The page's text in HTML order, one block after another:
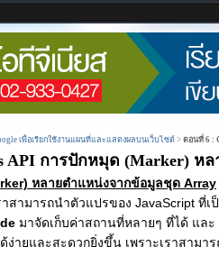
เพื่อเรียกใช้งานแผนที่และแสดงผลบนเว็บไซต์ > ตอนที่ 6 :
API การปักหมุด (Marker)
หลายตำแหน่งจากข้อมูลชุด Array
ามารถนำตัวแปรของ JavaScript ที่เ
มาจัดเก็บค่าสถานที่หลายๆ ที่ได้ แล
ายและสะดวกยิ่งขึ้น เพราะเราสามาร